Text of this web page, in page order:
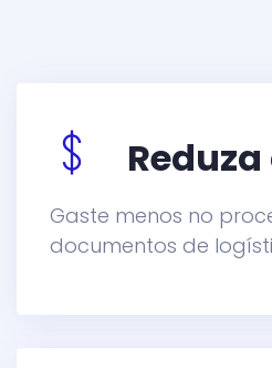
Gaste menos no
documentos de